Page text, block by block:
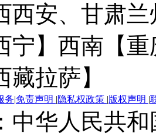
西安、甘肃
】 西南【
拉萨】
务|免责声明 |隐私权政策 |版权声明 |
中华人民共